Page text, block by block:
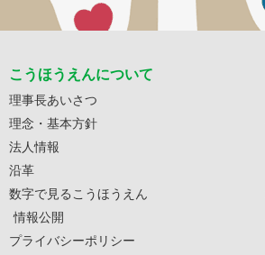
こうほうえんについて
理事長あいさつ
理念・基本方針
法人情報
沿革
数字で見るこうほうえん
情報公開
プライバシーポリシー